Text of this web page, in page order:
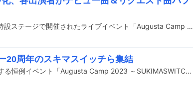
昨年9月に神奈川・横浜赤レンガパーク 野外特設ステージで開催されたライブイベント「Augusta Camp 2022 ～Office Augusta 30th Anniversary～」のBlu-rayが、9月13日にUNIVERSAL MUSIC STOREおよび、Augusta Family Clubにて受注限定商品として販売される。
20周年のスキマスイッチら集結
オフィスオーガスタ所属アーティストが集結する恒例イベント「Augusta Camp 2023 ～SUKIMASWITCH 20th Anniversary～」が9月23日に神奈川・横浜赤レンガパーク 野外特設ステージで開催される。